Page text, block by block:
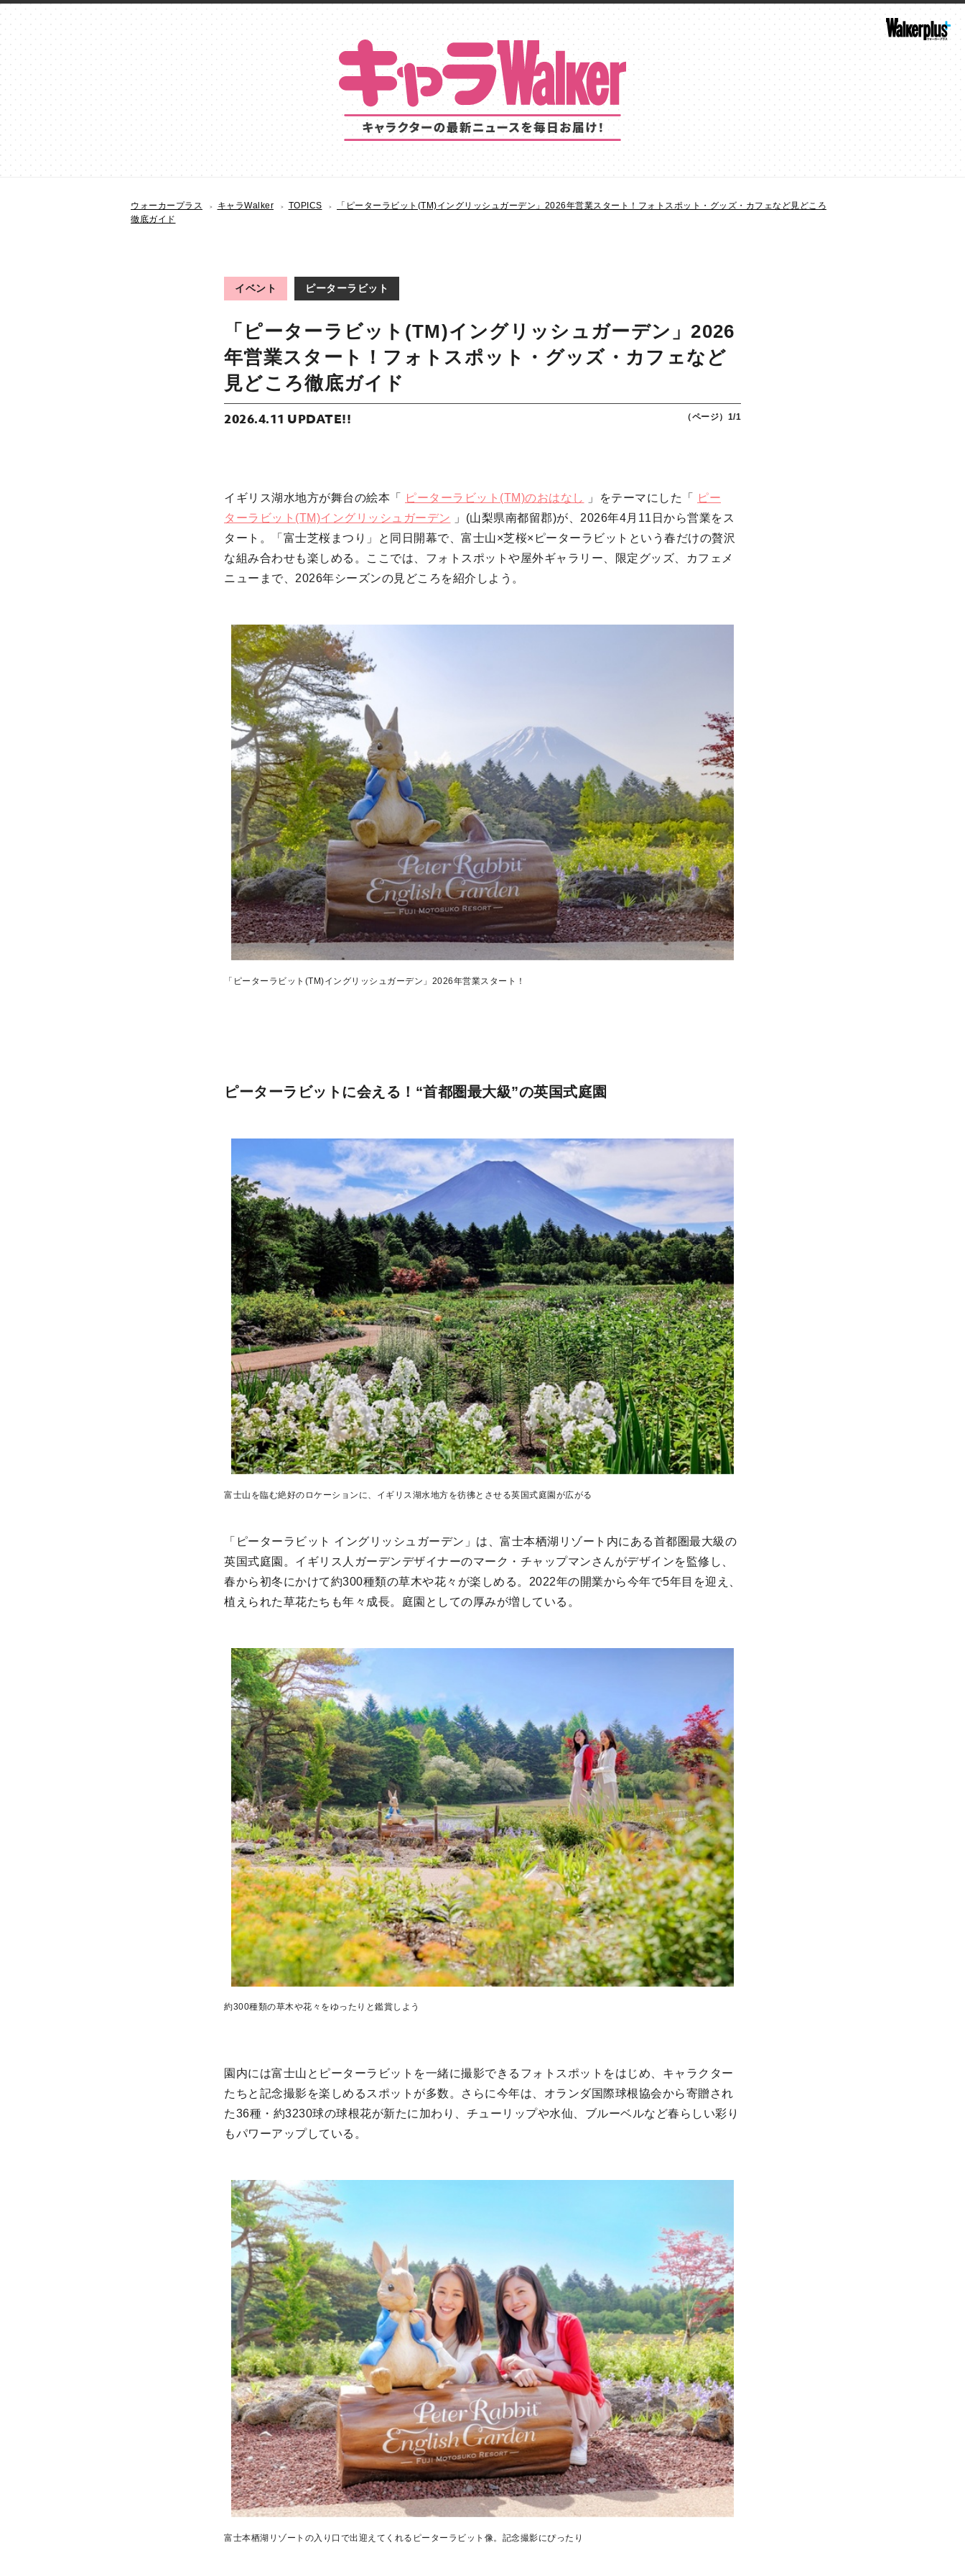
ウォーカープラス キャラWalker TOPICS
「ピーターラビット(TM)イングリッシュガーデン」2026年営業スタート！フォトスポット・グッズ・カフェなど見どころ
徹底ガイド
イベント ピーターラビット
「ピーターラビット(TM)イングリッシュガーデン」2026
年営業スタート！フォトスポット・グッズ・カフェなど
見どころ徹底ガイド
2026.4.11 UPDATE!! （ページ）1/1
イギリス湖水地方が舞台の絵本「 ピーターラビット(TM)のおはなし 」をテーマにした「
ピー
ターラビット(TM)イングリッシュガーデン 」(山梨県南都留郡)が、2026年4月11日から営業をス
タート。「富士芝桜まつり」と同日開幕で、富士山×芝桜×ピーターラビットという春だけの贅沢
な組み合わせも楽しめる。ここでは、フォトスポットや屋外ギャラリー、限定グッズ、カフェメ
ニューまで、2026年シーズンの見どころを紹介しよう。
「ピーターラビット(TM)イングリッシュガーデン」2026年営業スタート！
ピーターラビットに会える！“首都圏最大級”の英国式庭園
富士山を臨む絶好のロケーションに、イギリス湖水地方を彷彿とさせる英国式庭園が広がる
「ピーターラビット イングリッシュガーデン」は、富士本栖湖リゾート内にある首都圏最大級の
英国式庭園。イギリス人ガーデンデザイナーのマーク・チャップマンさんがデザインを監修し、
春から初冬にかけて約300種類の草木や花々が楽しめる。2022年の開業から今年で5年目を迎え、
植えられた草花たちも年々成長。庭園としての厚みが増している。
約300種類の草木や花々をゆったりと鑑賞しよう
園内には富士山とピーターラビットを一緒に撮影できるフォトスポットをはじめ、キャラクター
たちと記念撮影を楽しめるスポットが多数。さらに今年は、オランダ国際球根協会から寄贈され
た36種・約3230球の球根花が新たに加わり、チューリップや水仙、ブルーベルなど春らしい彩り
もパワーアップしている。
富士本栖湖リゾートの入り口で出迎えてくれるピーターラビット像。記念撮影にぴったり